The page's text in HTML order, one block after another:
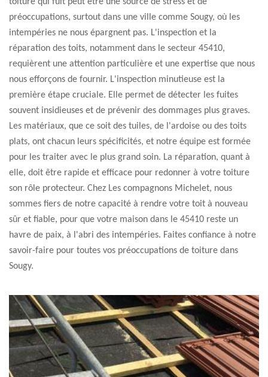
préoccupations, surtout dans une ville comme Sougy, où les
intempéries ne nous épargnent pas. L'inspection et la
réparation des toits, notamment dans le secteur 45410,
requièrent une attention particulière et une expertise que nous
nous efforçons de fournir. L'inspection minutieuse est la
première étape cruciale. Elle permet de détecter les fuites
souvent insidieuses et de prévenir des dommages plus graves.
Les matériaux, que ce soit des tuiles, de l'ardoise ou des toits
plats, ont chacun leurs spécificités, et notre équipe est formée
pour les traiter avec le plus grand soin. La réparation, quant à
elle, doit être rapide et efficace pour redonner à votre toiture
son rôle protecteur. Chez Les compagnons Michelet, nous
sommes fiers de notre capacité à rendre votre toit à nouveau
sûr et fiable, pour que votre maison dans le 45410 reste un
havre de paix, à l'abri des intempéries. Faites confiance à notre
savoir-faire pour toutes vos préoccupations de toiture dans
Sougy.